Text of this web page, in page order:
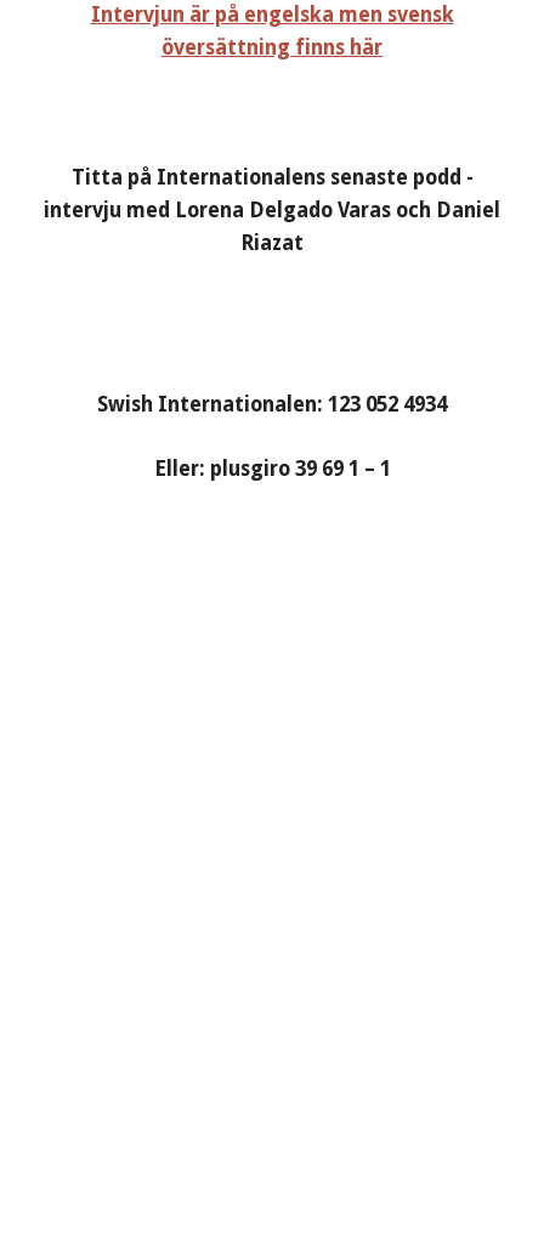
Intervjun är på engelska men svensk
översättning finns här
Titta på Internationalens senaste podd -
intervju med Lorena Delgado Varas och Daniel
Riazat
Swish Internationalen: 123 052 4934
Eller: plusgiro 39 69 1 – 1